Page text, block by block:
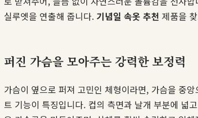
실루엣을 연출해 줍니다. 기념일 속옷 추천 제품을
퍼진 가슴을 모아주는 강력한 보정력
가슴이 옆으로 퍼져 고민인 체형이라면, 가슴을 중
트 기능이 특징입니다. 컵의 측면과 날개 부분에 넓